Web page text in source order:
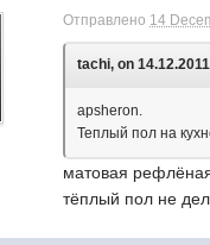
Отправлено 14
tachi, on
apsheron.
Теплый пол на
матовая
тёплый пол не